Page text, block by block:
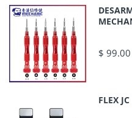
$ 99.00
FLEX